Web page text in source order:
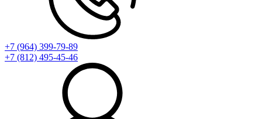
+7 (964) 399-79-89
+7 (812) 495-45-46